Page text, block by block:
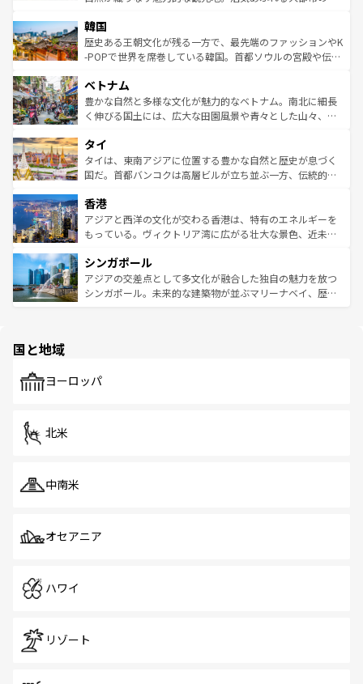
ワイを、存分に味わってほしい。 なお、新着のハワイ情報
はコンテンツ一覧を参照してほしい。
いる。アクティビティも充実しており、サーフィンやダイ
ビング、ハイキングなど、アウトドア好きにはたまらな
い。オーストラリアの多彩な魅力を存分に味わいつくそ
参照してほしい。
ン）、静ひつな山岳地帯である台湾東部など、都市の喧騒
と山間の静けさが共存しており、訪れる人に新しい発見と
驚きをもたらしてくれる。また、奥深い台湾の食文化も魅
容にもいいと評判のスイーツなど、バラエティ豊かな料理
が味わえる。 なお、新着の台湾情報は コンテンツ一覧を参
照してほしい。
韓国
歴史ある王朝文化が残る一方で、最先端のファッションやK
-POPで世界を席巻している韓国。首都ソウルの宮殿や伝統
き、地方に足を延ばせば四季折々の自然美を楽しむことが
できる。そして、キムチや焼肉、絶品のストリートフード
まで、さまざまな韓国料理が待っている。夜には、韓国な
リティに包まれながら、韓国の多彩な魅力を心ゆくまで味
わってみてほしい。 なお、新着の韓国情報はコンテンツ一
覧を参照してほしい。
ベトナム
豊かな自然と多様な文化が魅力的なベトナム。南北に細長
く伸びる国土には、広大な田園風景や青々とした山々、世
急速な発展と共に伝統が息づく。ハノイの古い町並みやホ
ーチミン市のフランス統治時代の建物も、独特の雰囲気を
醸し出している。また、バラエティの豊かさとおいしさで
とつ。フォーやバインミー、ベトナムコーヒーなどは、ぜ
ひ現地で味わいたい。どの地域を訪れてもあたたかい人々
が旅行者を迎えてくれるので、きっと忘れられない旅にな
参照してほしい。
タイ
タイは、東南アジアに位置する豊かな自然と歴史が息づく
国だ。首都バンコクは高層ビルが立ち並ぶ一方、伝統的な
の活気が交差している。北部ではチェンマイなどの山岳地
帯で自然と触れ合い、南部ではプーケットやクラビの美し
いビーチでリゾート気分を楽しむことができる。タイ料理
激する。気候は一年中温暖で、どの季節にも異なる楽しみ
が待っている。親しみやすいタイの人々、仏教を中心とし
た文化、そして多様な観光資源が、訪れる旅人を魅了し続
香港
アジアと西洋の文化が交わる香港は、特有のエネルギーを
もっている。ヴィクトリア湾に広がる壮大な景色、近未来
み、どこを訪れても感動するはず。観光スポットが密集し
ており、効率よく見どころを回れるのも魅力。息をのむよ
うな絶景から文化的な体験まで、香港を存分に楽しみ尽く
シンガポール
アジアの交差点として多文化が融合した独自の魅力を放つ
シンガポール。未来的な建築物が並ぶマリーナベイ、歴史
で、ホーカーズは地元の風情を楽しめる外せないスポット
国と地域
ヨーロッパ
北米
中南米
オセアニア
ハワイ
リゾート